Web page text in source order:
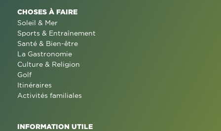
CHOSES À FAIRE
Soleil & Mer
Sports & Entraînement
Santé & Bien-être
La Gastronomie
Culture & Religion
Golf
Itinéraires
Activités familiales
INFORMATION UTILE